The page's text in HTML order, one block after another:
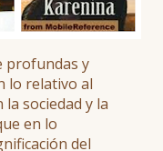
profundas y
lo relativo al
sociedad y la
en lo
del